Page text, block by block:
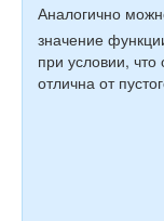
Аналогично
значение
при условии,
отлична от